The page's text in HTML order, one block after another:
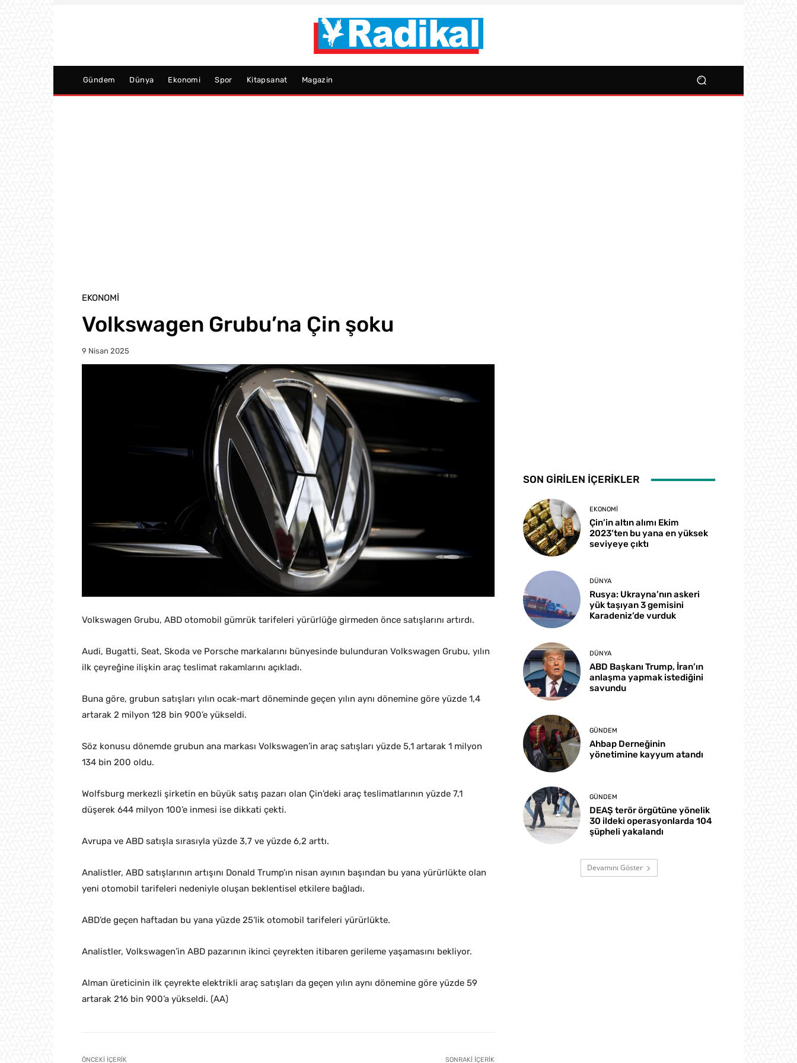
Gündem Dünya Ekonomi Spor Kitapsanat Magazin
EKONOMI
Volkswagen Grubu’na Çin şoku
9 Nisan 2025
Volkswagen Grubu, ABD otomobil gümrük tarifeleri yürürlüğe girmeden önce satışlarını artırdı.
Audi, Bugatti, Seat, Skoda ve Porsche markalarını bünyesinde bulunduran Volkswagen Grubu, yılın
ilk çeyreğine ilişkin araç teslimat rakamlarını açıkladı.
Buna göre, grubun satışları yılın ocak-mart döneminde geçen yılın aynı dönemine göre yüzde 1,4
artarak 2 milyon 128 bin 900’e yükseldi.
Söz konusu dönemde grubun ana markası Volkswagen’in araç satışları yüzde 5,1 artarak 1 milyon
134 bin 200 oldu.
Wolfsburg merkezli şirketin en büyük satış pazarı olan Çin’deki araç teslimatlarının yüzde 7,1
düşerek 644 milyon 100’e inmesi ise dikkati çekti.
Avrupa ve ABD satışla sırasıyla yüzde 3,7 ve yüzde 6,2 arttı.
Analistler, ABD satışlarının artışını Donald Trump’ın nisan ayının başından bu yana yürürlükte olan
yeni otomobil tarifeleri nedeniyle oluşan beklentisel etkilere bağladı.
ABD’de geçen haftadan bu yana yüzde 25’lik otomobil tarifeleri yürürlükte.
Analistler, Volkswagen’in ABD pazarının ikinci çeyrekten itibaren gerileme yaşamasını bekliyor.
Alman üreticinin ilk çeyrekte elektrikli araç satışları da geçen yılın aynı dönemine göre yüzde 59
artarak 216 bin 900’a yükseldi. (AA)
ÖNCEKI İÇERIK SONRAKI İÇERIK
SON GİRİLEN İÇERİKLER
EKONOMI
Çin’in altın alımı Ekim
2023’ten bu yana en yüksek
seviyeye çıktı
DÜNYA
Rusya: Ukrayna’nın askeri
yük taşıyan 3 gemisini
Karadeniz’de vurduk
DÜNYA
ABD Başkanı Trump, İran’ın
anlaşma yapmak istediğini
savundu
GÜNDEM
Ahbap Derneğinin
yönetimine kayyum atandı
GÜNDEM
DEAŞ terör örgütüne yönelik
30 ildeki operasyonlarda 104
şüpheli yakalandı
Devamını Göster